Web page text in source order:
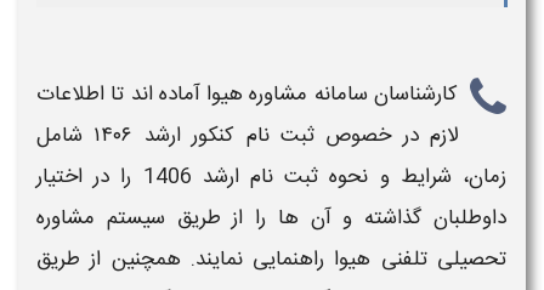
کارشناسان سامانه مشاوره هیوا آماده اند تا اطلاعات
لازم در خصوص
ثبت نام کنکور ارشد ۱۴۰۶ شامل
زمان، شرایط و نحوه ثبت نام ارشد 1406
را در اختیار
داوطلبان گذاشته و آن ها را از طریق سیستم مشاوره
تحصیلی تلفنی هیوا راهنمایی نمایند. همچنین از طریق